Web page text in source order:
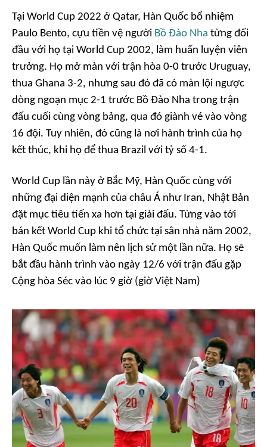
Tại World Cup 2022 ở Qatar, Hàn Quốc bổ nhiệm
Paulo Bento, cựu tiền vệ người Bồ Đào Nha từng đối
đầu với họ tại World Cup 2002, làm huấn luyện viên
trưởng. Họ mở màn với trận hòa 0-0 trước Uruguay,
thua Ghana 3-2, nhưng sau đó đã có màn lội ngược
dòng ngoạn mục 2-1 trước Bồ Đào Nha trong trận
đấu cuối cùng vòng bảng, qua đó giành vé vào vòng
16 đội. Tuy nhiên, đó cũng là nơi hành trình của họ
kết thúc, khi họ để thua Brazil với tỷ số 4-1.
World Cup lần này ở Bắc Mỹ, Hàn Quốc cùng với
những đại diện mạnh của châu Á như Iran, Nhật Bản
đặt mục tiêu tiến xa hơn tại giải đấu. Từng vào tới
bán kết World Cup khi tổ chức tại sân nhà năm 2002,
Hàn Quốc muốn làm nên lịch sử một lần nữa. Họ sẽ
bắt đầu hành trình vào ngày 12/6 với trận đấu gặp
Cộng hòa Séc vào lúc 9 giờ (giờ Việt Nam)